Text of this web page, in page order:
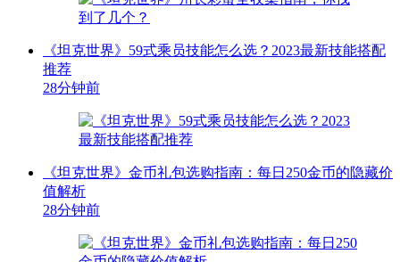
《坦克世界》59式乘员技能怎么选？2023最新技能搭配
推荐
28分钟前
《坦克世界》金币礼包选购指南：每日250金币的隐藏价
值解析
28分钟前